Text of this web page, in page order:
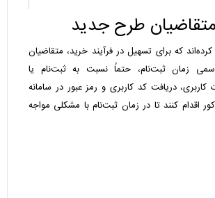
طرح جدید
که برای تسهیل در فرآیند خرید، متقاضیان
زمان ثبت‌نام، حتماً نسبت به ثبت‌نام یا
کاربری، دریافت کد کاربری و رمز عبور در سامانه
اقدام کنند تا در زمان ثبت‌نام با مشکلی مواجه